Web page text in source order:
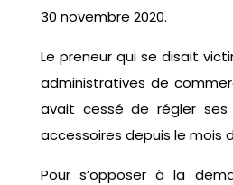
30 novembre 2020.
Le preneur qui se disait
administratives de
avait cessé de régler ses
accessoires depuis le mois
Pour s’opposer à la